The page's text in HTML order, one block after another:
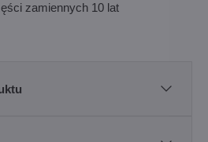
zamiennych 10 lat